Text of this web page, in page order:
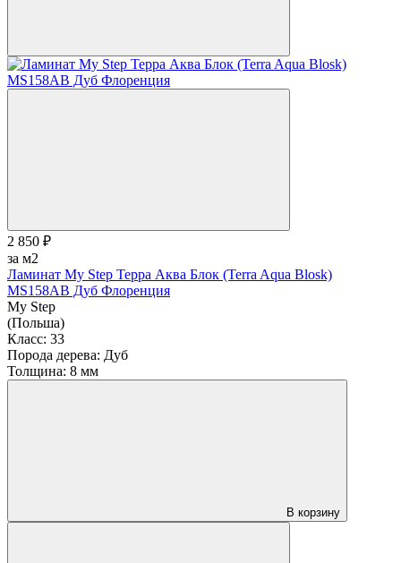
2 850 ₽
за м2
Ламинат My Step Терра Аква Блок (Terra Aqua Blosk)
MS158AB Дуб Флоренция
My Step
(Польша)
Класс: 33
Порода дерева: Дуб
Толщина: 8 мм
В корзину